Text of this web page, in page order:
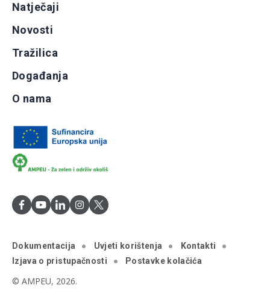
Natječaji
Novosti
Tražilica
Događanja
O nama
Dokumentacija Uvjeti korištenja
Kontakti
Izjava o pristupačnosti
Postavke kolačića
© AMPEU, 2026.